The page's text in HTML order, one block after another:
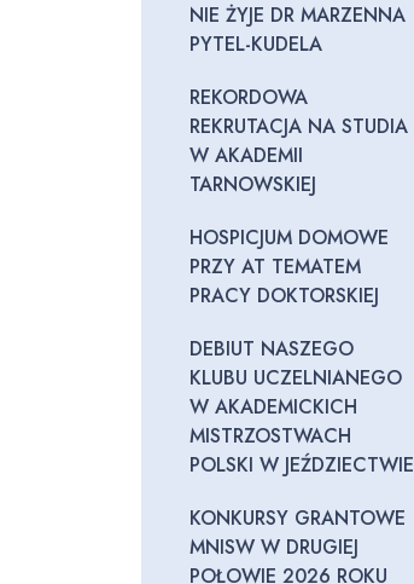
NIE ŻYJE DR MARZENNA
PYTEL-KUDELA
REKORDOWA
REKRUTACJA NA STUDIA
W AKADEMII
TARNOWSKIEJ
HOSPICJUM DOMOWE
PRZY AT TEMATEM
PRACY DOKTORSKIEJ
DEBIUT NASZEGO
KLUBU UCZELNIANEGO
W AKADEMICKICH
MISTRZOSTWACH
POLSKI W JEŹDZIECTWIE
KONKURSY GRANTOWE
MNISW W DRUGIEJ
POŁOWIE 2026 ROKU